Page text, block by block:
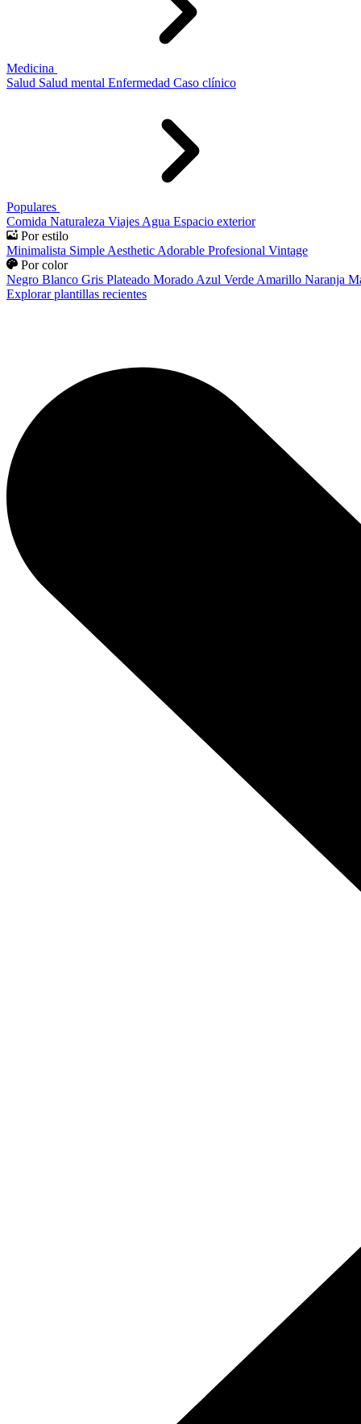
Medicina
Salud Salud mental Enfermedad Caso clínico
Populares
Comida Naturaleza Viajes Agua Espacio exterior
Por estilo
Minimalista Simple Aesthetic Adorable Profesional Vintage
Por color
Negro Blanco Gris Plateado Morado Azul Verde Amarillo Naranja
Explorar plantillas recientes